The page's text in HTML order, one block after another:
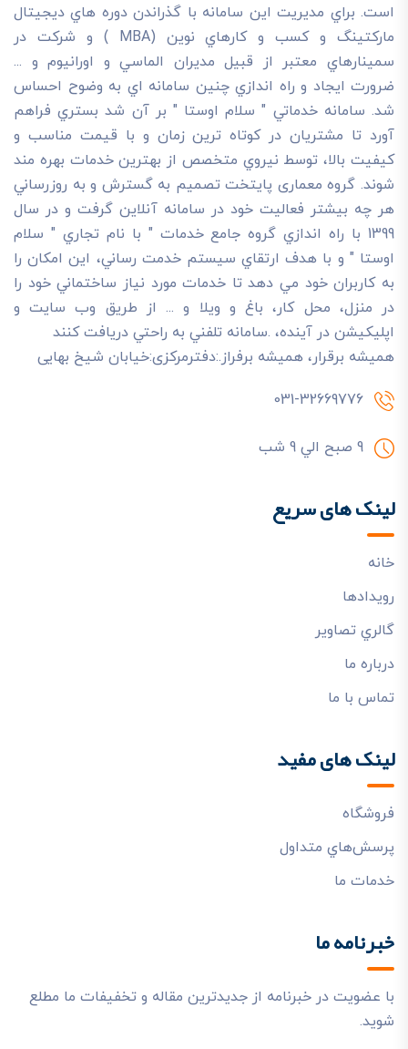
است. براي مديريت اين سامانه با گذراندن دوره هاي ديجيتال
مارکتينگ و کسب و کارهاي نوين (MBA ) و شرکت در
سمينارهاي معتبر از قبيل مديران الماسي و اورانيوم و ...
ضرورت ايجاد و راه اندازي چنين سامانه اي به وضوح احساس
شد. سامانه خدماتي " سلام اوستا " بر آن شد بستري فراهم
آورد تا مشتريان در کوتاه ترين زمان و با قيمت مناسب و
کيفيت بالا، توسط نيروي متخصص از بهترين خدمات بهره مند
شوند. گروه معماری پایتخت تصميم به گسترش و به روزرساني
هر چه بيشتر فعاليت خود در سامانه آنلاين گرفت و در سال
1399 با راه اندازي گروه جامع خدمات " با نام تجاري " سلام
اوستا " و با هدف ارتقاي سيستم خدمت رساني، اين امکان را
به کاربران خود مي دهد تا خدمات مورد نياز ساختماني خود را
در منزل، محل کار، باغ و ويلا و ... از طريق وب سايت و
اپليکيشن در آينده، .سامانه تلفني به راحتي دريافت کنند
هميشه برقرار، هميشه برفراز.:دفترمرکزی:خیابان شیخ بهایی
031-32669776
9 صبح الي 9 شب
لینک های سریع
خانه
رويدادها
گالري تصاوير
درباره ما
تماس با ما
لینک های مفید
فروشگاه
پرسش‌هاي متداول
خدمات ما
خبرنامه ما
با عضویت در خبرنامه از جدیدترین مقاله و تخفیفات ما مطلع
شوید.